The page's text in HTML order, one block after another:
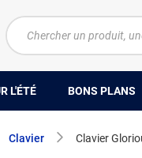
L'ÉTÉ BONS PLANS
Clavier Clavier